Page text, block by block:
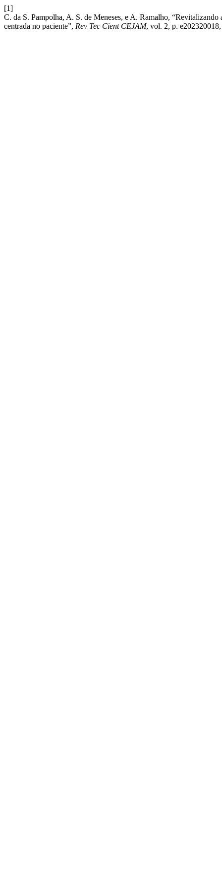
[1]
C. da S. Pampolha, A. S. de Meneses, e A. Ramalho,
centrada no paciente”, Rev Tec Cient CEJAM, vol. 2, p.